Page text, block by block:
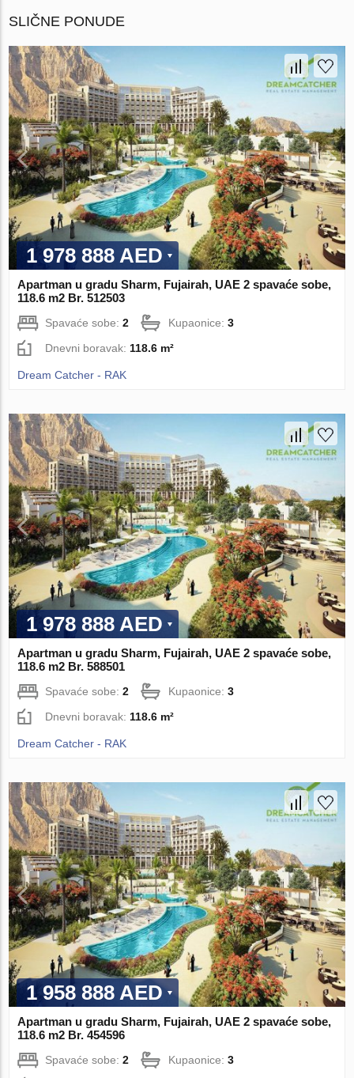
SLIČNE PONUDE
1 978 888 AED
Apartman u gradu Sharm, Fujairah, UAE 2 spavaće sobe,
118.6 m2 Br. 512503
Spavaće sobe:2 Kupaonice:3
Dnevni boravak:118.6 m²
Dream Catcher - RAK
1 978 888 AED
Apartman u gradu Sharm, Fujairah, UAE 2 spavaće sobe,
118.6 m2 Br. 588501
Spavaće sobe:2 Kupaonice:3
Dnevni boravak: 118.6 m²
Dream Catcher - RAK
1 958 888 AED
Apartman u gradu Sharm, Fujairah, UAE 2 spavaće sobe,
118.6 m2 Br. 454596
Spavaće sobe:2 Kupaonice:3